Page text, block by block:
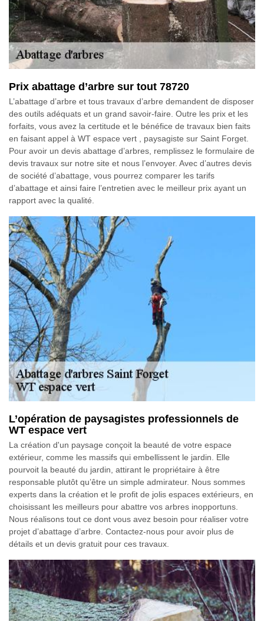
Prix abattage d’arbre sur tout 78720
L’abattage d’arbre et tous travaux d’arbre demandent de disposer
des outils adéquats et un grand savoir-faire. Outre les prix et les
forfaits, vous avez la certitude et le bénéfice de travaux bien faits
en faisant appel à WT espace vert , paysagiste sur Saint Forget.
Pour avoir un devis abattage d’arbres, remplissez le formulaire de
devis travaux sur notre site et nous l’envoyer. Avec d’autres devis
de société d’abattage, vous pourrez comparer les tarifs
d’abattage et ainsi faire l’entretien avec le meilleur prix ayant un
rapport avec la qualité.
L’opération de paysagistes professionnels de
WT espace vert
La création d'un paysage conçoit la beauté de votre espace
extérieur, comme les massifs qui embellissent le jardin. Elle
pourvoit la beauté du jardin, attirant le propriétaire à être
responsable plutôt qu’être un simple admirateur. Nous sommes
experts dans la création et le profit de jolis espaces extérieurs, en
choisissant les meilleurs pour abattre vos arbres inopportuns.
Nous réalisons tout ce dont vous avez besoin pour réaliser votre
projet d’abattage d’arbre. Contactez-nous pour avoir plus de
détails et un devis gratuit pour ces travaux.